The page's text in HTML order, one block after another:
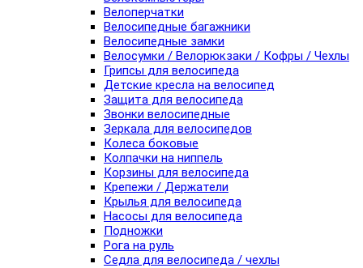
Велоперчатки
Велосипедные багажники
Велосипедные замки
Велосумки / Велорюкзаки / Кофры / Чехлы
Грипсы для велосипеда
Детские кресла на велосипед
Защита для велосипеда
Звонки велосипедные
Зеркала для велосипедов
Колеса боковые
Колпачки на ниппель
Корзины для велосипеда
Крепежи / Держатели
Крылья для велосипеда
Насосы для велосипеда
Подножки
Рога на руль
Седла для велосипеда / чехлы